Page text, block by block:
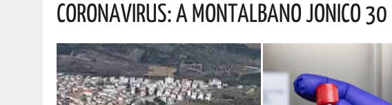
6 AGOSTO 2026 CONCORSO ASMEL 2026, VIA ALLE CANDIDATURE: OLTRE 1.000 COMUNI CERCANO IDONEI PER 39 PROFILI
6 AGOSTO 2026 TRUFFA SPID, LA FALSA RICHIESTA DEL CANONE CHE RUBA DATI E CARTE DELLE PERSONE
Coronavirus: A Montalbano Jonico